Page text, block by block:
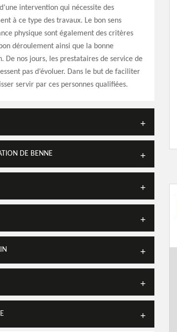
intervention qui nécessite des
à ce type des travaux. Le bon sens
physique sont également des critères
déroulement ainsi que la bonne
De nos jours, les prestataires de service de
pas d’évoluer. Dans le but de faciliter
servir par ces personnes qualifiées.
DE BENNE